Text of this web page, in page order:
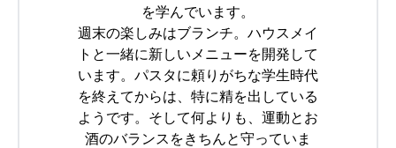
を学んでいます。
週末の楽しみはブランチ。ハウスメイ
トと一緒に新しいメニューを開発して
います。パスタに頼りがちな学生時代
を終えてからは、特に精を出している
ようです。そして何よりも、運動とお
酒のバランスをきちんと守っていま